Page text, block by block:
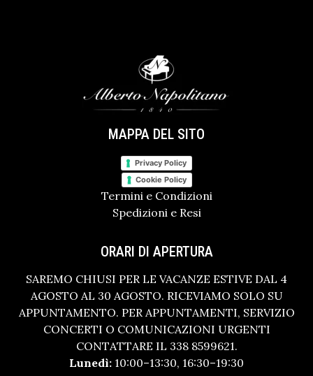
MAPPA DEL SITO
Privacy Policy
Cookie Policy
Termini e Condizioni
Spedizioni e Resi
ORARI DI APERTURA
SAREMO CHIUSI PER LE VACANZE ESTIVE DAL 4
AGOSTO AL 30 AGOSTO. RICEVIAMO SOLO SU
APPUNTAMENTO. PER APPUNTAMENTI, SERVIZIO
CONCERTI O COMUNICAZIONI URGENTI
CONTATTARE IL 338 8599621.
Lunedì: 10:00–13:30, 16:30–19:30